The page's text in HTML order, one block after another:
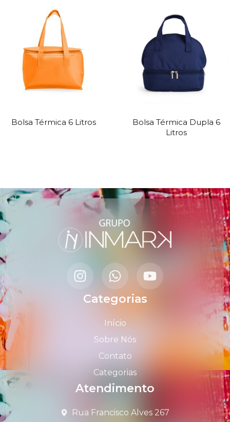
Bolsa Térmica 6 Litros
Bolsa Térmica Dupla 6
Litros
Categorias
Início
Sobre Nós
Contato
Categorias
Atendimento
Rua Francisco Alves 267